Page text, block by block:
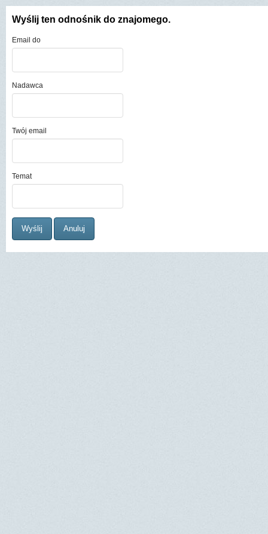
Wyślij ten odnośnik do znajomego.
Email do
Nadawca
Twój email
Temat